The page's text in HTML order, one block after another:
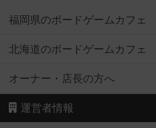
福岡県のボードゲームカフェ
北海道のボードゲームカフェ
オーナー・店長の方へ
運営者情報